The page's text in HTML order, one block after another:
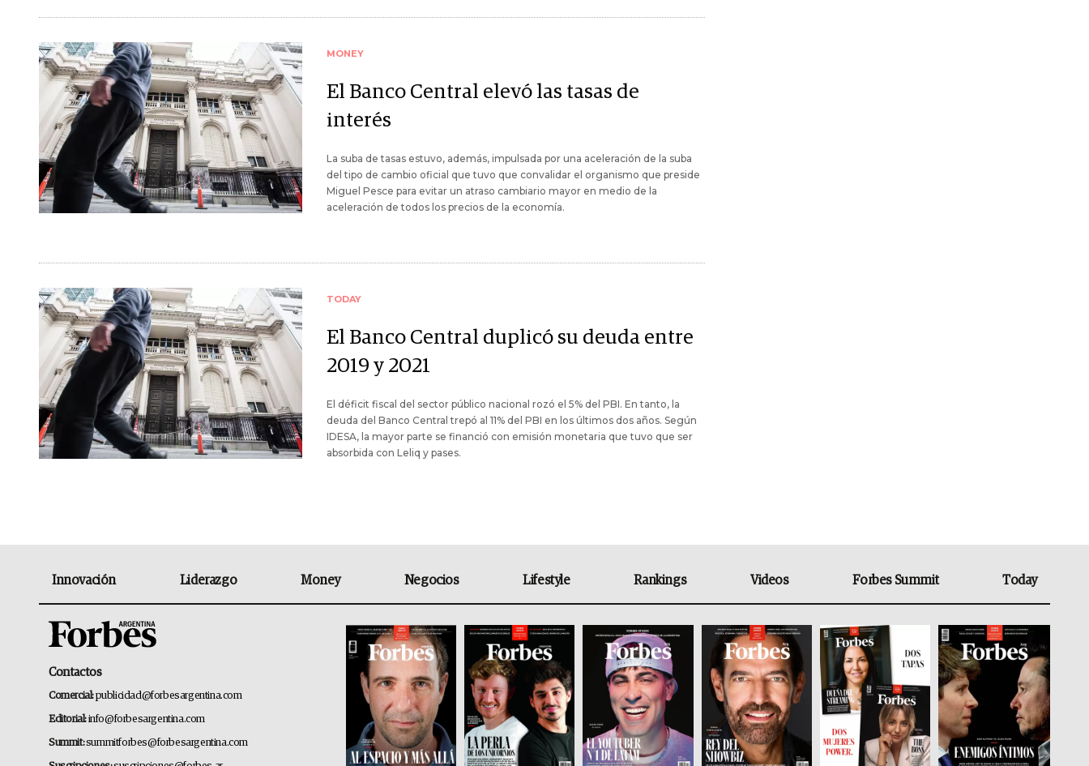
MONEY
El Banco Central elevó las tasas de
interés
La suba de tasas estuvo, además, impulsada por una aceleración de la suba
del tipo de cambio oficial que tuvo que convalidar el organismo que preside
Miguel Pesce para evitar un atraso cambiario mayor en medio de la
aceleración de todos los precios de la economía.
TODAY
El Banco Central duplicó su deuda entre
2019 y 2021
El déficit fiscal del sector público nacional rozó el 5% del PBI. En tanto, la
deuda del Banco Central trepó al 11% del PBI en los últimos dos años. Según
IDESA, la mayor parte se financió con emisión monetaria que tuvo que ser
absorbida con Leliq y pases.
Innovación Liderazgo Money Negocios Lifestyle Rankings Videos Forbes Summit Today
Contactos
Comercial:publicidad@forbesargentina.com
Editorial:info@forbesargentina.com
Summit:summitforbes@forbesargentina.com